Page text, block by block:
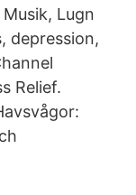
Lugn
depression,
Relief.